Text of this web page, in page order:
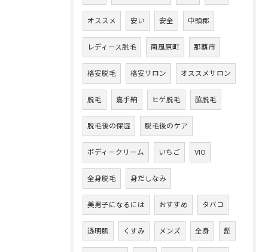
オススメ 安い 安全 中頭郡
レディース脱毛 南風原町 那覇市
格安脱毛 格安サロン オススメサロン
脱毛 嘉手納 ヒゲ脱毛 脇脱毛
脱毛後の保湿 脱毛後のケア
ボディークリーム いちご VIO
全身脱毛 身だしなみ
美男子になるには おすすめ タバコ
透明肌 くすみ メンズ 全身 髭